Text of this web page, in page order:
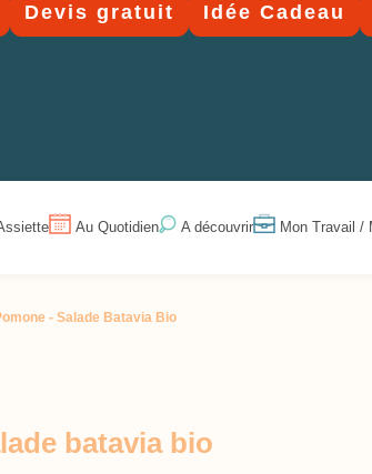
Devis gratuit Idée Cadeau
Au Quotidien A découvrir Mon Travail /
-Salade Batavia Bio
batavia bio